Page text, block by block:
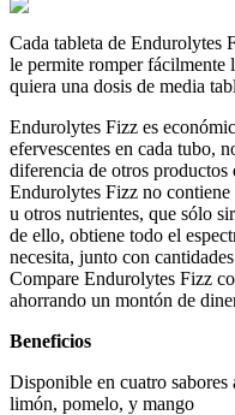
Cada tableta de Endurolytes
le permite romper fácilmente
quiera una dosis de media
Endurolytes Fizz es
efervescentes en cada tubo,
diferencia de otros productos
Endurolytes Fizz no
u otros nutrientes, que sólo
de ello, obtiene todo el
necesita, junto con
Compare Endurolytes Fizz
ahorrando un montón de
Beneficios
Disponible en cuatro
limón, pomelo, y mango